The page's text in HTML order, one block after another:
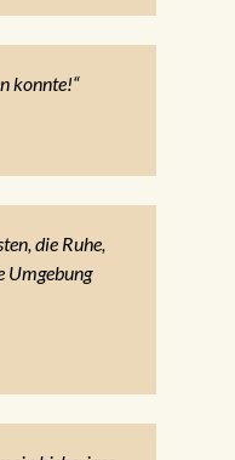
konnte!“
die Ruhe,
Umgebung